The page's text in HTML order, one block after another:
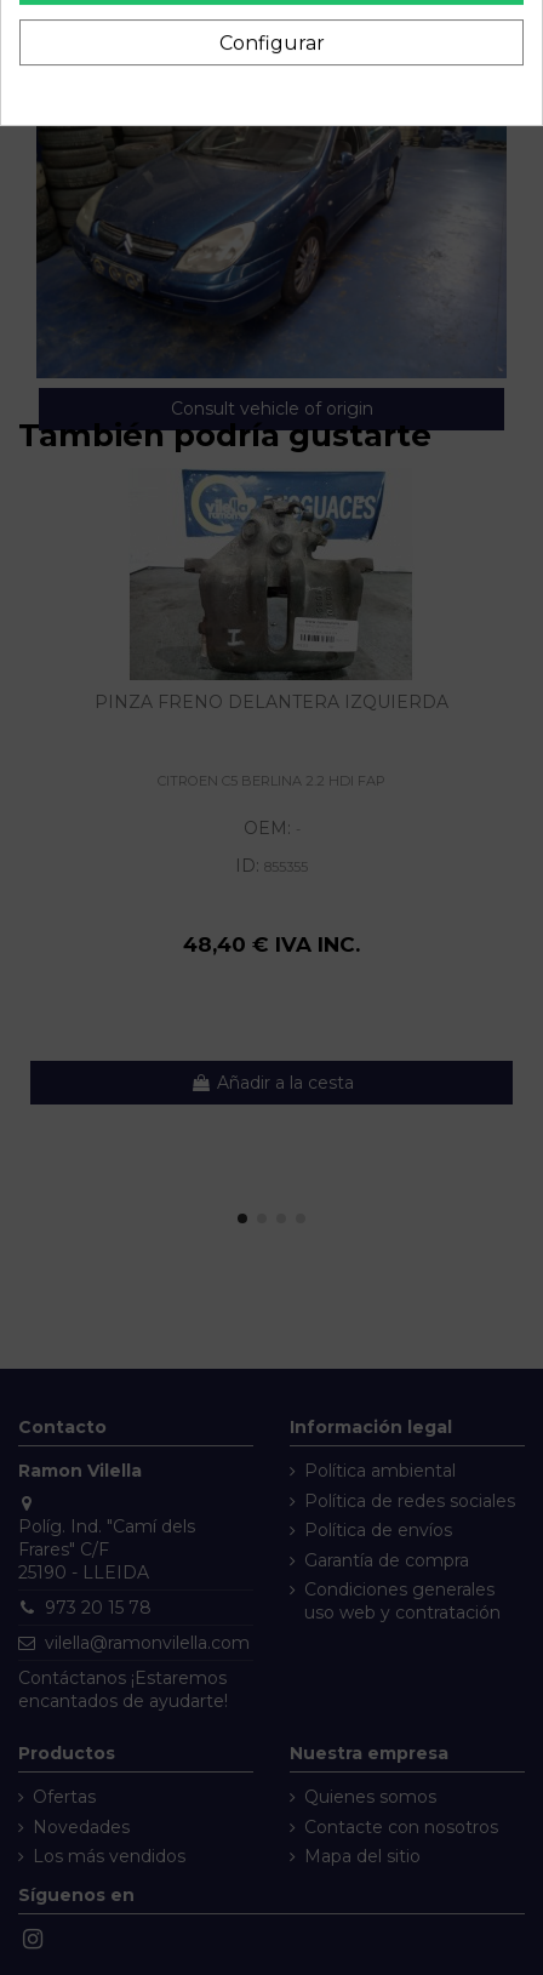
Consult vehicle of origin
También podría gustarte
PINZA FRENO DELANTERA IZQUIERDA
CITROEN C5 BERLINA 2.2 HDI FAP
OEM: -
ID: 855355
48,40 € IVA INC.
Añadir a la cesta
Contacto
Ramon Vilella
Políg. Ind. "Camí dels
Frares" C/F
25190 - LLEIDA
973 20 15 78
vilella@ramonvilella.com
Contáctanos ¡Estaremos
encantados de ayudarte!
Información legal
Política ambiental
Política de redes sociales
Política de envíos
Garantía de compra
Condiciones generales
uso web y contratación
Productos
Ofertas
Novedades
Los más vendidos
Nuestra empresa
Quienes somos
Contacte con nosotros
Mapa del sitio
Síguenos en
Configurar